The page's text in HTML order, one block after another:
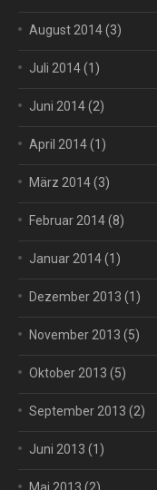
August 2014(3)
Juli 2014(1)
Juni 2014(2)
April 2014(1)
März 2014(3)
Februar 2014(8)
Januar 2014(1)
Dezember 2013 (1)
November 2013 (5)
Oktober 2013 (5)
September 2013 (2)
Juni 2013 (1)